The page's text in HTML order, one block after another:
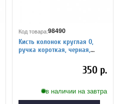
Код товара:98490
Кисть колонок круглая 0,
ручка короткая, черная,
350 р.
в наличии на завтра